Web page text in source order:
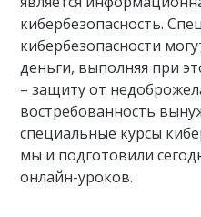
кибербезопасность.
кибербезопасности
деньги, выполняя при
– защиту от
востребованность
специальные курсы
мы и подготовили
онлайн-уроков.